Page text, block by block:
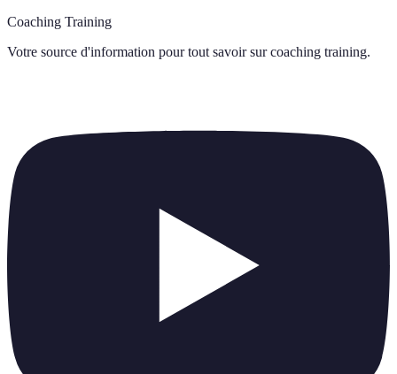
Coaching Training
Votre source d'information pour tout savoir sur coaching training.